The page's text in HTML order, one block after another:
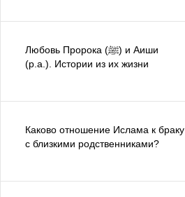
Любовь Пророка (ﷺ) и Аиши
(р.а.). Истории из их жизни
Каково отношение Ислама к браку
с близкими родственниками?